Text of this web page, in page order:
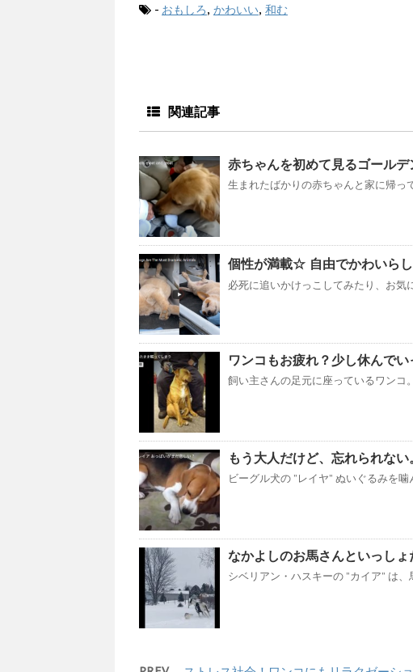
- おもしろ, かわいい, 和む
関連記事
赤ちゃんを初めて見るゴール
生まれたばかりの赤ちゃんと家に帰っ
個性が満載☆ 自由でかわいらし
必死に追いかけっこしてみたり、お気
ワンコもお疲れ？少し休んでい
飼い主さんの足元に座っているワンコ
もう大人だけど、忘れられない。
ビーグル犬の ”レイヤ” ぬいぐるみを
なかよしのお馬さんといっし
シベリアン・ハスキーの ”カイア” は